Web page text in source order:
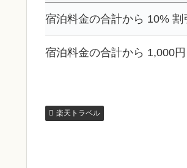
宿泊料金の合計から 10% 割
宿泊料金の合計から 1,000円
楽天トラベル